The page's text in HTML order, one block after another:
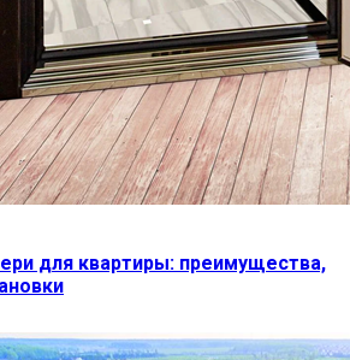
для квартиры: преимущества,